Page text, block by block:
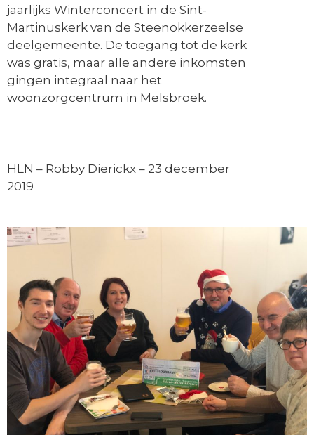
jaarlijks Winterconcert in de Sint-
Martinuskerk van de Steenokkerzeelse
deelgemeente. De toegang tot de kerk
was gratis, maar alle andere inkomsten
gingen integraal naar het
woonzorgcentrum in Melsbroek.
HLN – Robby Dierickx – 23 december
2019